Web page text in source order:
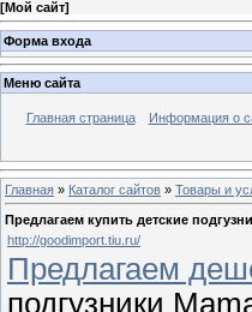
[Мой сайт]
Форма входа
Меню сайта
Главная страница Информация о
Главная » Каталог сайтов » Товары и
Предлагаем купить детские
http://goodimport.tiu.ru/
Предлагаем
подгузники